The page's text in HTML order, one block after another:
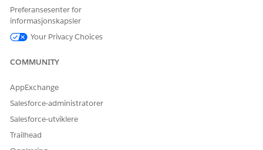
tilordne den uttrukne informasjonen til Krav-poster.
La oss få vite det slik at vi kan forbedre!
Preferansesenter for
informasjonskapsler
Your Privacy Choices
COMMUNITY
AppExchange
Salesforce-administratorer
Salesforce-utviklere
Trailhead